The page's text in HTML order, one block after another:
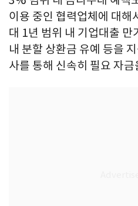
이용 중인 협력업체에 대
대 1년 범위 내 기업대출
내 분할 상환금 유예 등을
사를 통해 신속히 필요 자